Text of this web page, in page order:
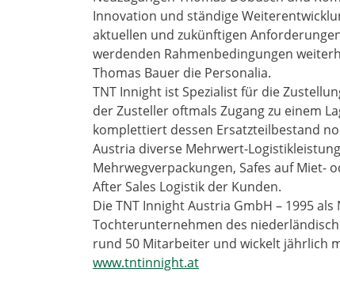
Innovation und ständige
aktuellen und zukünftigen
werdenden Rahmenbedingungen
Thomas Bauer die Personalia.
TNT Innight ist Spezialist für die
der Zusteller oftmals Zugang zu einem
komplettiert dessen Ersatzteilbestand
Austria diverse Mehrwert-
Mehrwegverpackungen, Safes auf Miet-
After Sales Logistik der Kunden.
Die TNT Innight Austria GmbH – 1995
Tochterunternehmen des
rund 50 Mitarbeiter und wickelt jährlich
www.tntinnight.at